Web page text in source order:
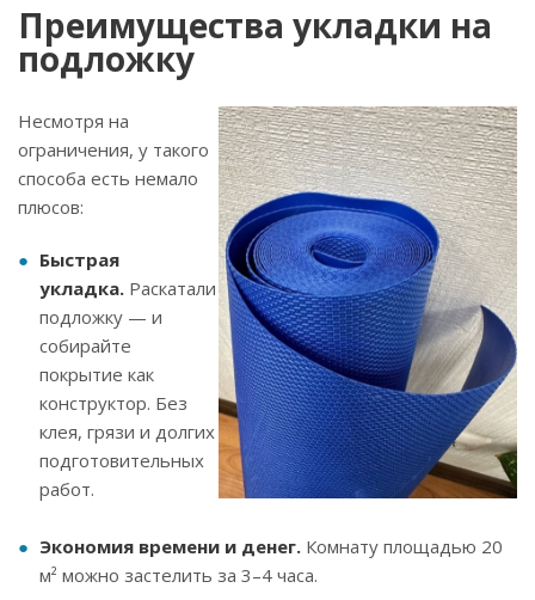
Преимущества укладки на
подложку
Несмотря на
ограничения, у такого
способа есть немало
плюсов:
Быстрая
укладка. Раскатали
подложку — и
собирайте
покрытие как
конструктор. Без
клея, грязи и долгих
подготовительных
работ.
Экономия времени и денег. Комнату площадью 20
м² можно застелить за 3–4 часа.